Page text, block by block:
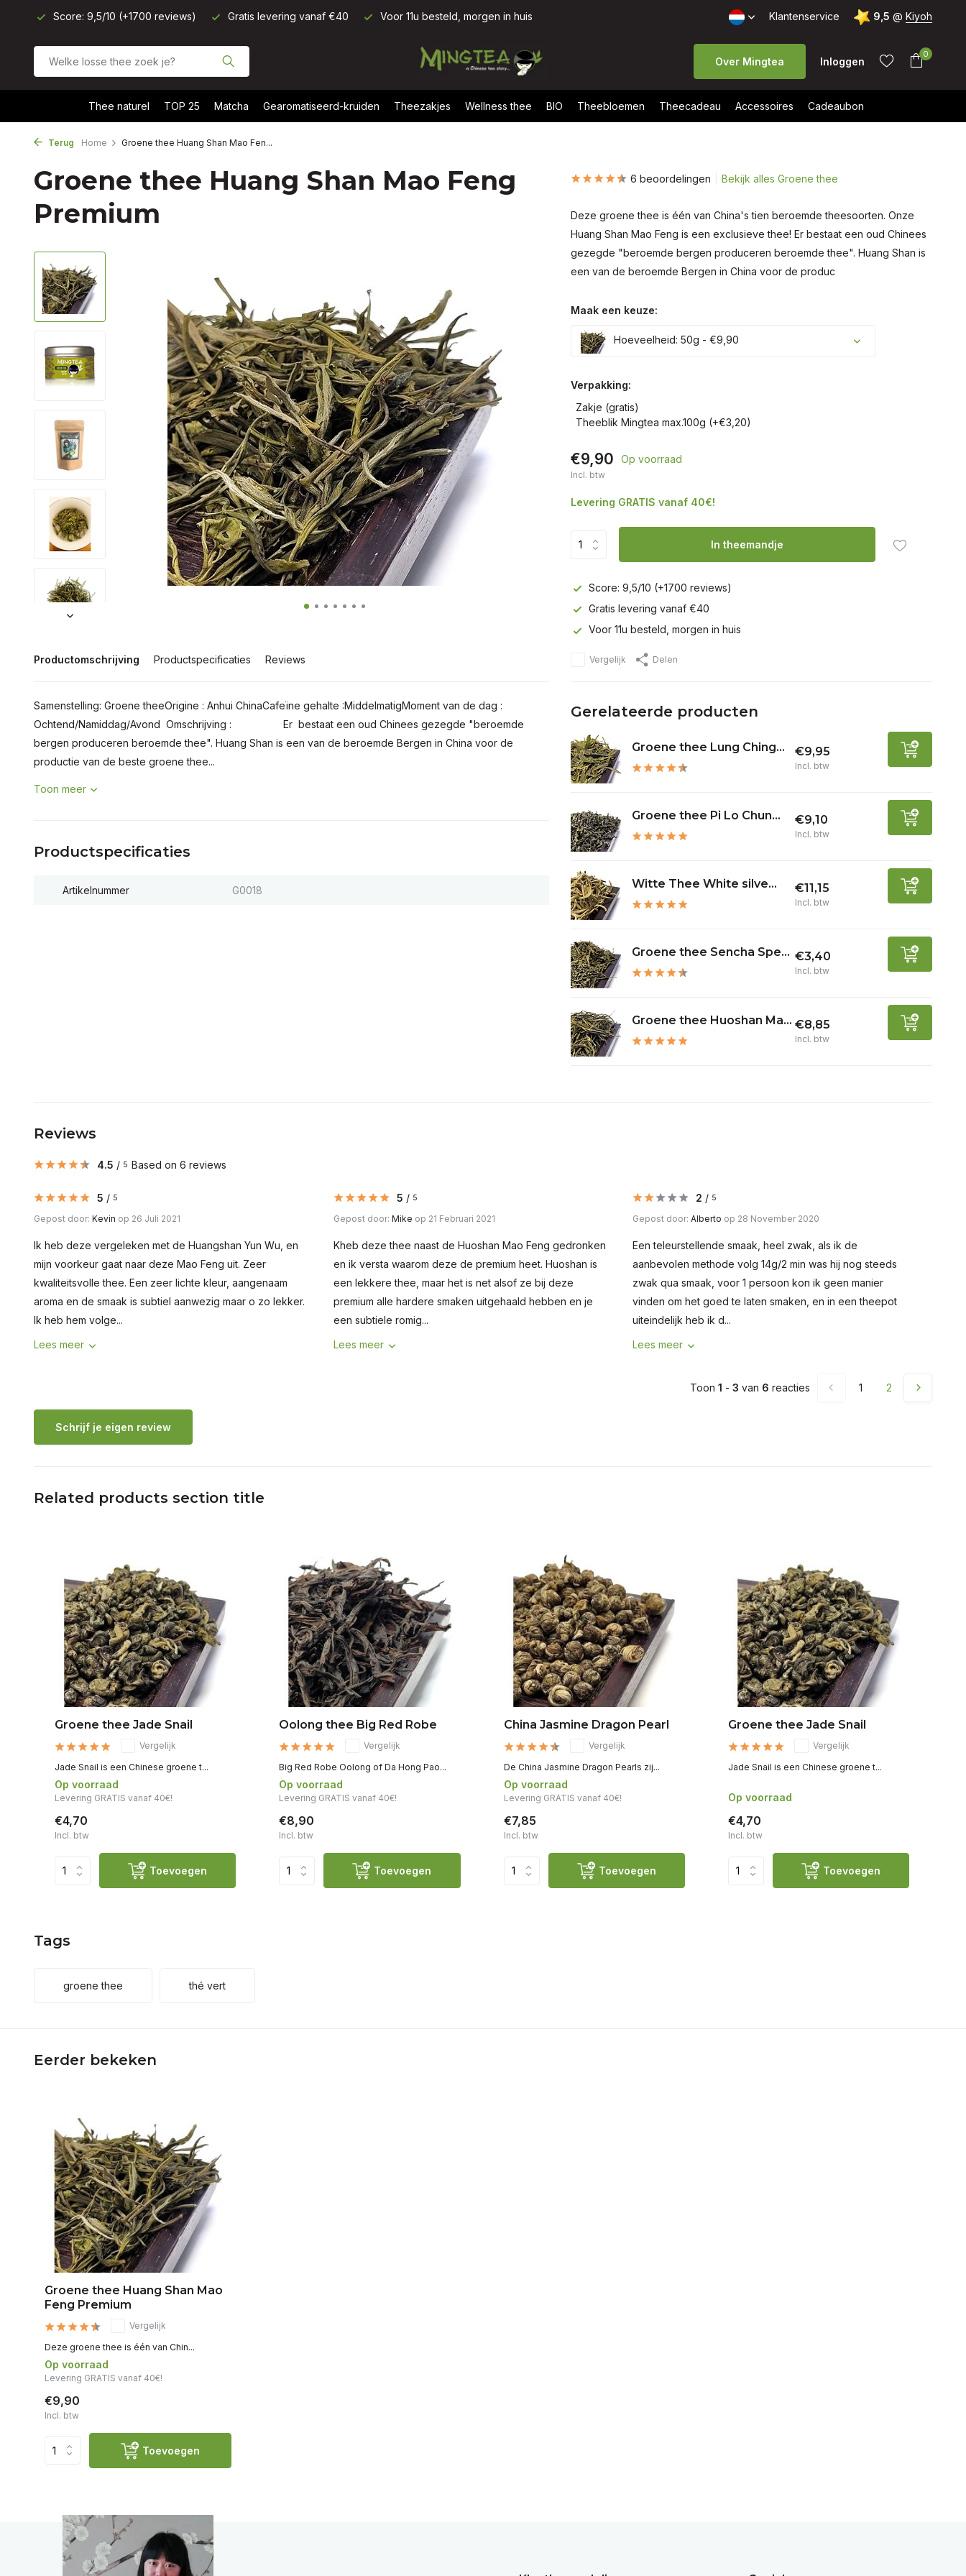
Score: 9,5/10 (+1700 reviews) Gratis levering vanaf €40 Voor 11u besteld, morgen in huis Klantenservice 9,5 @ Kiyoh
Over Mingtea Inloggen
aanmaken
Account
0
Thee naturel TOP 25 Matcha Gearomatiseerd-kruiden Theezakjes Wellness thee BIO Theebloemen Theecadeau Accessoires Cadeaubon
Terug Home Groene thee Huang Shan Mao Fen...
Groene thee Huang Shan Mao Feng
Premium
Productomschrijving Productspecificaties Reviews
Samenstelling: Groene theeOrigine : Anhui ChinaCafeïne gehalte :MiddelmatigMoment van de dag :
Ochtend/Namiddag/Avond Omschrijving : ­­ Er bestaat een oud Chinees gezegde "beroemde
bergen produceren beroemde thee". Huang Shan is een van de beroemde Bergen in China voor de
productie van de beste groene thee...
Toon meer
Productspecificaties
Artikelnummer G0018
6 beoordelingen Bekijk alles Groene thee
Deze groene thee is één van China's tien beroemde theesoorten. Onze
Huang Shan Mao Feng is een exclusieve thee! Er bestaat een oud Chinees
gezegde "beroemde bergen produceren beroemde thee". Huang Shan is
een van de beroemde Bergen in China voor de produc
Maak een keuze:
Hoeveelheid: 50g - €9,90
Verpakking:
Zakje (gratis)
Theeblik Mingtea max.100g (+€3,20)
€9,90 Op voorraad
Incl. btw
Levering GRATIS vanaf 40€!
In theemandje
Score: 9,5/10 (+1700 reviews)
Gratis levering vanaf €40
Voor 11u besteld, morgen in huis
Vergelijk Delen
Gerelateerde producten
Groene thee Lung Ching... €9,95
Incl. btw
Groene thee Pi Lo Chun... €9,10
Incl. btw
Witte Thee White silve... €11,15
Incl. btw
Groene thee Sencha Spe... €3,40
Incl. btw
Groene thee Huoshan Ma... €8,85
Incl. btw
Reviews
4.5 / 5 Based on 6 reviews
5 / 5
Gepost door: Kevin op 26 Juli 2021
Ik heb deze vergeleken met de Huangshan Yun Wu, en
mijn voorkeur gaat naar deze Mao Feng uit. Zeer
kwaliteitsvolle thee. Een zeer lichte kleur, aangenaam
aroma en de smaak is subtiel aanwezig maar o zo lekker.
Ik heb hem volge...
Lees meer
5 / 5
Gepost door: Mike op 21 Februari 2021
Kheb deze thee naast de Huoshan Mao Feng gedronken
en ik versta waarom deze de premium heet. Huoshan is
een lekkere thee, maar het is net alsof ze bij deze
premium alle hardere smaken uitgehaald hebben en je
een subtiele romig...
Lees meer
2 / 5
Gepost door: Alberto op 28 November 2020
Een teleurstellende smaak, heel zwak, als ik de
aanbevolen methode volg 14g/2 min was hij nog steeds
zwak qua smaak, voor 1 persoon kon ik geen manier
vinden om het goed te laten smaken, en in een theepot
uiteindelijk heb ik d...
Lees meer
Toon 1 - 3 van 6 reacties 1 2
Schrijf je eigen review
Related products section title
Groene thee Jade Snail
Vergelijk
Jade Snail is een Chinese groene t...
Op voorraad
Levering GRATIS vanaf 40€!
€4,70
Incl. btw
Toevoegen
Oolong thee Big Red Robe
Vergelijk
Big Red Robe Oolong of Da Hong Pao...
Op voorraad
Levering GRATIS vanaf 40€!
€8,90
Incl. btw
Toevoegen
China Jasmine Dragon Pearl
Vergelijk
De China Jasmine Dragon Pearls zij...
Op voorraad
Levering GRATIS vanaf 40€!
€7,85
Incl. btw
Toevoegen
Groene thee Jade Snail
Vergelijk
Jade Snail is een Chinese groene t...
Op voorraad
€4,70
Incl. btw
Toevoegen
Tags
groene thee thé vert
Eerder bekeken
Groene thee Huang Shan Mao
Feng Premium
Vergelijk
Deze groene thee is één van Chin...
Op voorraad
Levering GRATIS vanaf 40€!
€9,90
Incl. btw
Toevoegen